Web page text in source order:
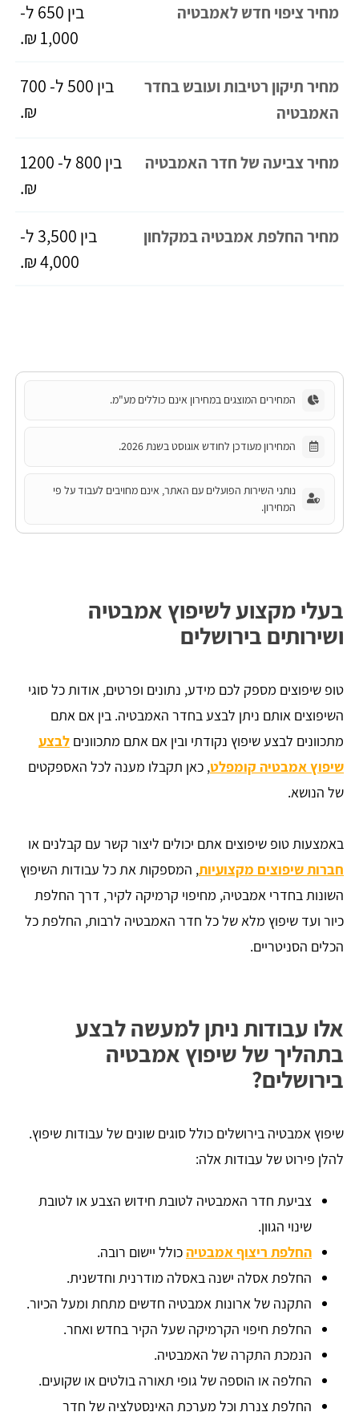
מחיר ציפוי חדש לאמבטיה
בין 650 ל-
1,000 ₪.
מחיר תיקון רטיבות ועובש בחדר
האמבטיה
בין 500 ל- 700
₪.
מחיר צביעה של חדר האמבטיה
בין 800 ל- 1200
₪.
מחיר החלפת אמבטיה במקלחון
בין 3,500 ל-
4,000 ₪.
המחירים המוצגים במחירון אינם כוללים מע"מ.
המחירון מעודכן לחודש אוגוסט בשנת 2026.
נותני השירות הפועלים עם האתר, אינם מחויבים לעבוד על פי
המחירון.
בעלי מקצוע לשיפוץ אמבטיה
ושירותים בירושלים
טופ שיפוצים מספק לכם מידע, נתונים ופרטים, אודות כל סוגי
השיפוצים אותם ניתן לבצע בחדר האמבטיה. בין אם אתם
מתכוונים לבצע שיפוץ נקודתי ובין אם אתם מתכוונים לבצע
שיפוץ אמבטיה קומפלט, כאן תקבלו מענה לכל האספקטים
של הנושא.
באמצעות טופ שיפוצים אתם יכולים ליצור קשר עם קבלנים או
חברות שיפוצים מקצועיות, המספקות את כל עבודות השיפוץ
השונות בחדרי אמבטיה, מחיפוי קרמיקה לקיר, דרך החלפת
כיור ועד שיפוץ מלא של כל חדר האמבטיה לרבות, החלפת כל
הכלים הסניטריים.
אלו עבודות ניתן למעשה לבצע
בתהליך של שיפוץ אמבטיה
בירושלים?
שיפוץ אמבטיה בירושלים כולל סוגים שונים של עבודות שיפוץ.
להלן פירוט של עבודות אלה:
צביעת חדר האמבטיה לטובת חידוש הצבע או לטובת
שינוי הגוון.
החלפת ריצוף אמבטיהכולל יישום רובה.
החלפת אסלה ישנה באסלה מודרנית וחדשנית.
התקנה של ארונות אמבטיה חדשים מתחת ומעל הכיור.
החלפת חיפוי הקרמיקה שעל הקיר בחדש ואחר.
הנמכת התקרה של האמבטיה.
החלפה או הוספה של גופי תאורה בולטים או שקועים.
החלפת צנרת וכל מערכת האינסטלציה של חדר